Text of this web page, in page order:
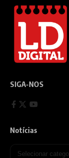
SIGA-NOS
Notícias